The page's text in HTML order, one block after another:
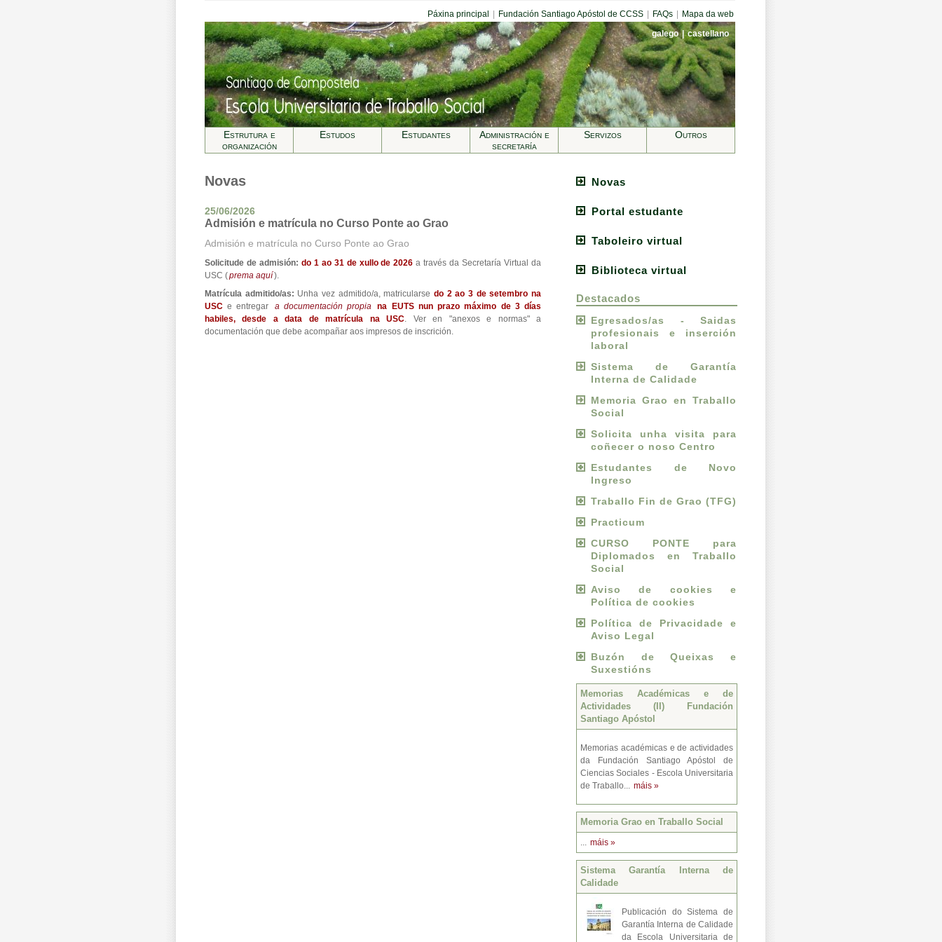
Páxina principal Fundación Santiago Apóstol de CCSS FAQs
Mapa da web
galego |castellano
Estrutura e
organización
Estudos Estudantes
Administración e
secretarí­a
Servizos Outros
Novas
25/06/2026
Admisión e matrícula no Curso Ponte ao Grao
Admisión e matrícula no Curso Ponte ao Grao
Solicitude de admisión: do 1 ao 31 de xullo de 2026 a través da Secretaría Virtual da
USC (prema aquí).
Matrícula admitido/as: Unha vez admitido/a, matricularsedo 2 ao 3 de setembro na
USC e entregar a documentación propia
na EUTS nun prazo máximo de 3 días
habiles, desde a data de matrícula na USC. Ver en "anexos e normas" a
documentación que debe acompañar aos impresos de inscrición.
Novas
Portal estudante
Taboleiro virtual
Biblioteca virtual
Destacados
Egresados/as - Saidas
profesionais e inserción
laboral
Sistema de Garantía
Interna de Calidade
Memoria Grao en Traballo
Social
Solicita unha visita para
coñecer o noso Centro
Estudantes de Novo
Ingreso
Traballo Fin de Grao (TFG)
Practicum
CURSO PONTE para
Diplomados en Traballo
Social
Aviso de cookies e
Política de cookies
Política de Privacidade e
Aviso Legal
Buzón de Queixas e
Suxestións
Memorias Académicas e de
Actividades (II) Fundación
Santiago Apóstol
Memorias académicas e de actividades
da Fundación Santiago Apóstol de
Ciencias Sociales - Escola Universitaria
de Traballo... máis »
Memoria Grao en Traballo Social
... máis »
Sistema Garantía Interna de
Calidade
Publicación do Sistema de
Garantía Interna de Calidade
da Escola Universitaria de